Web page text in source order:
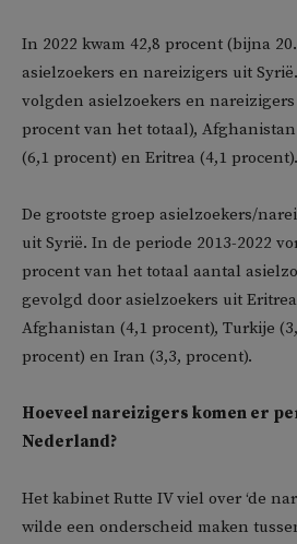
In 2022 kwam 42,8 procent (bijna
asielzoekers en nareizigers uit
volgden asielzoekers en
procent van het totaal),
(6,1 procent) en Eritrea (4,1 procent).
De grootste groep asielzoekers/
uit Syrië. In de periode 2013-2022
procent van het totaal aantal
gevolgd door asielzoekers uit
Afghanistan (4,1 procent), Turkije
procent) en Iran (3,3, procent).
Hoeveel nareizigers komen er
Nederland?
Het kabinet Rutte IV viel over ‘de
wilde een onderscheid maken